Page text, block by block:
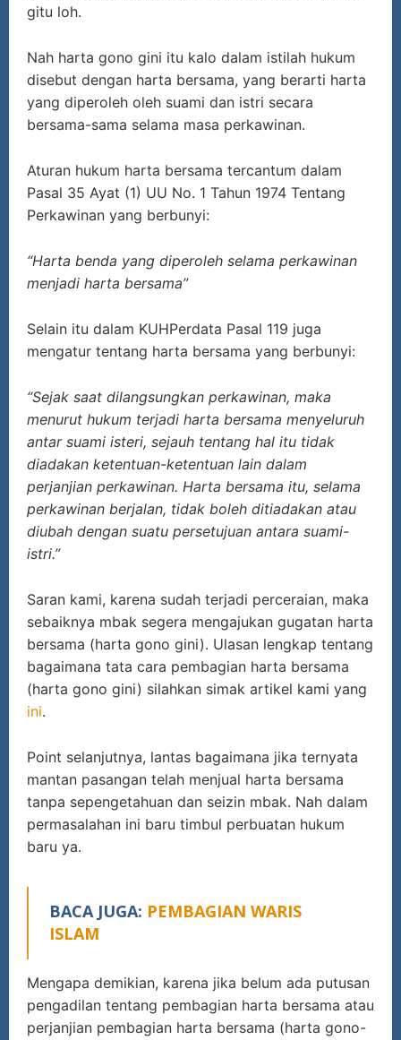
gitu loh.
Nah harta gono gini itu kalo dalam istilah hukum
disebut dengan harta bersama, yang berarti harta
yang diperoleh oleh suami dan istri secara
bersama-sama selama masa perkawinan.
Aturan hukum harta bersama tercantum dalam
Pasal 35 Ayat (1) UU No. 1 Tahun 1974 Tentang
Perkawinan yang berbunyi:
“Harta benda yang diperoleh selama perkawinan
menjadi harta bersama”
Selain itu dalam KUHPerdata Pasal 119 juga
mengatur tentang harta bersama yang berbunyi:
“Sejak saat dilangsungkan perkawinan, maka
menurut hukum terjadi harta bersama menyeluruh
antar suami isteri, sejauh tentang hal itu tidak
diadakan ketentuan-ketentuan lain dalam
perjanjian perkawinan. Harta bersama itu, selama
perkawinan berjalan, tidak boleh ditiadakan atau
diubah dengan suatu persetujuan antara suami-
istri.”
Saran kami, karena sudah terjadi perceraian, maka
sebaiknya mbak segera mengajukan gugatan harta
bersama (harta gono gini). Ulasan lengkap tentang
bagaimana tata cara pembagian harta bersama
(harta gono gini) silahkan simak artikel kami yang
ini.
Point selanjutnya, lantas bagaimana jika ternyata
mantan pasangan telah menjual harta bersama
tanpa sepengetahuan dan seizin mbak. Nah dalam
permasalahan ini baru timbul perbuatan hukum
baru ya.
BACA JUGA: PEMBAGIAN WARIS
ISLAM
Mengapa demikian, karena jika belum ada putusan
pengadilan tentang pembagian harta bersama atau
perjanjian pembagian harta bersama (harta gono-